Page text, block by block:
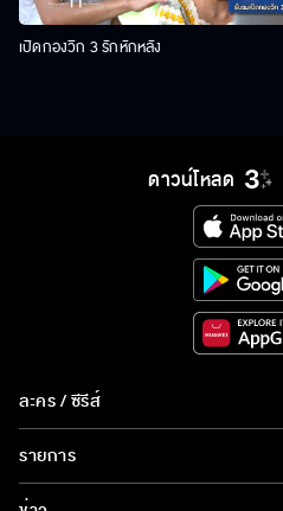
เปิดกองวิก 3 รักหักหลัง
ดาวน์โหลด
ละคร / ซีรีส์
ละคร/ซีรีส์
ซีรีส์นานาชาติ
รายการ
รายการทั้งหมด